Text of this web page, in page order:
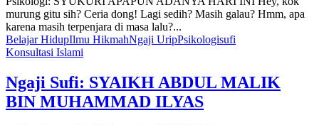
murung gitu sih? Ceria dong! Lagi sedih? Masih galau? Hmm, apa
karena masih terpenjara di masa lalu?...
Belajar HidupIlmu HikmahNgaji UripPsikologisufi
Konsultasi Islami
Ngaji Sufi: SYAIKH ABDUL MALIK
BIN MUHAMMAD ILYAS